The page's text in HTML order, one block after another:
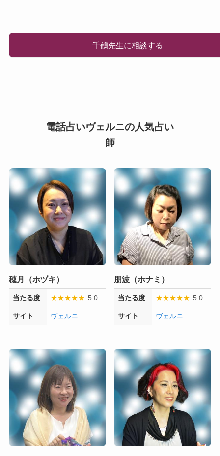
千鶴先生に相談する
電話占いヴェルニの人気占い
師
穂月（ホヅキ）
当たる度 ★★★★★ 5.0
サイト ヴェルニ
朋波（ホナミ）
当たる度 ★★★★★ 5.0
サイト ヴェルニ